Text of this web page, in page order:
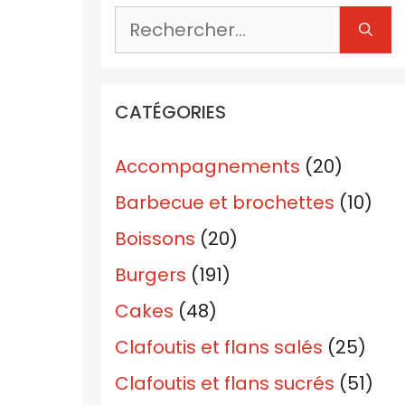
Rechercher :
CATÉGORIES
Accompagnements (20)
Barbecue et brochettes (10)
Boissons (20)
Burgers (191)
Cakes (48)
Clafoutis et flans salés (25)
Clafoutis et flans sucrés (51)